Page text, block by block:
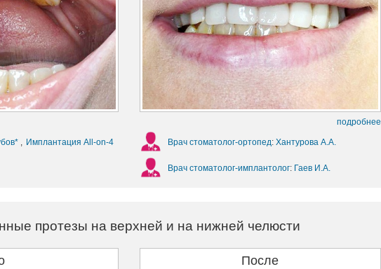
подробнее
, Имплантация All-on-4 Врач стоматолог-ортопед: Хантурова А.А.
Врач стоматолог-имплантолог: Гаев И.А.
протезы на верхней и на нижней челюсти
После